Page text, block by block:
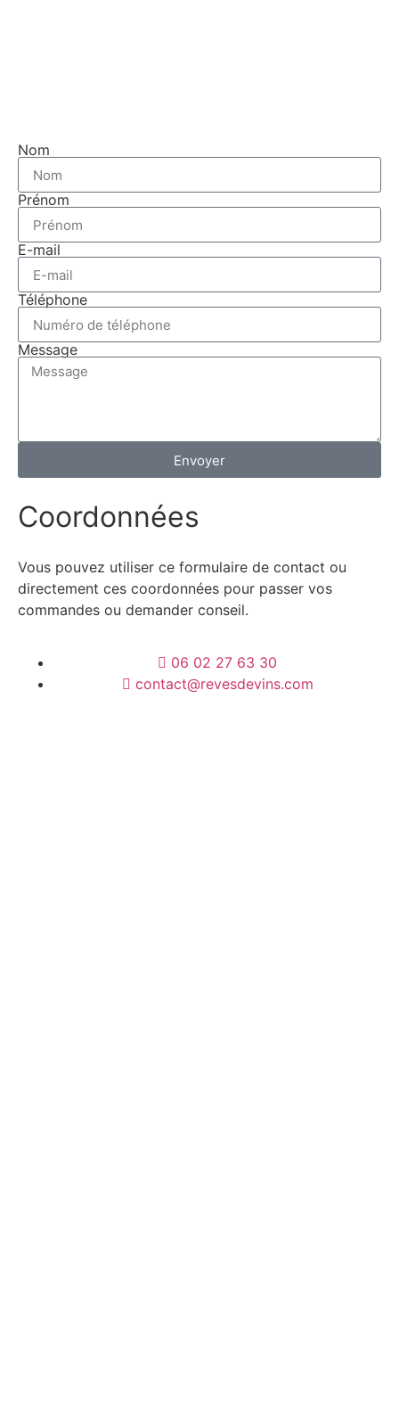
Nom
Prénom
E-mail
Téléphone
Message
Envoyer
Coordonnées
Vous pouvez utiliser ce formulaire de contact ou
directement ces coordonnées pour passer vos
commandes ou demander conseil.
06 02 27 63 30
contact@revesdevins.com